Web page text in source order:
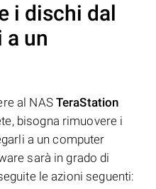
i dischi dal
a un
al NAS TeraStation
bisogna rimuovere i
a un computer
sarà in grado di
le azioni seguenti: